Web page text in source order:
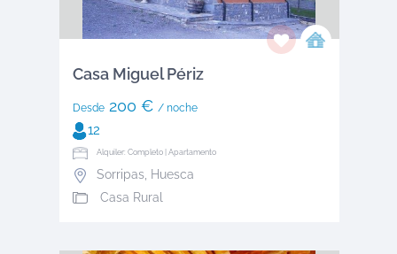
Casa Miguel Périz
Desde200 € / noche
12
Alquiler: Completo | Apartamento
Sorripas, Huesca
Casa Rural